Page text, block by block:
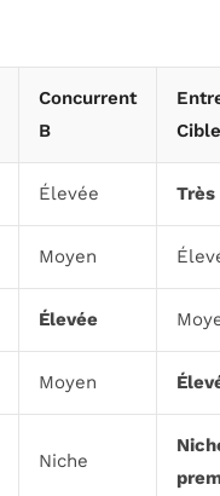
Concurrent
B
Cible
Élevée Très
Moyen
Élevée
Moyen
Niche